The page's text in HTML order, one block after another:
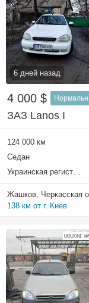
6 дней назад
4 000 $
ЗАЗ Lanos I
124 000 км
Седан
Украинская регистрация
Жашков, Черкасская
138 км от г. Киев